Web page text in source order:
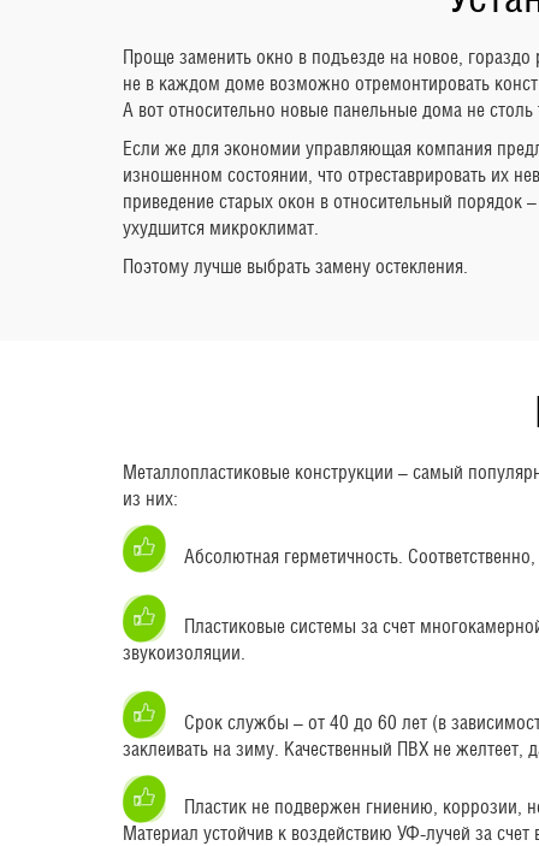
Проще заменить окно в подъезде на новое,
не в каждом доме возможно отремонтировать
А вот относительно новые панельные дома не
Если же для экономии управляющая компания
изношенном состоянии, что отреставрировать их
приведение старых окон в относительный порядок
ухудшится микроклимат.
Поэтому лучше выбрать замену остекления.
Металлопластиковые конструкции – самый
из них:
Абсолютная герметичность.
Пластиковые системы за счет
звукоизоляции.
Срок службы – от 40 до 60 лет (в
заклеивать на зиму. Качественный ПВХ не
Пластик не подвержен гниению, коррозии,
Материал устойчив к воздействию УФ-лучей за